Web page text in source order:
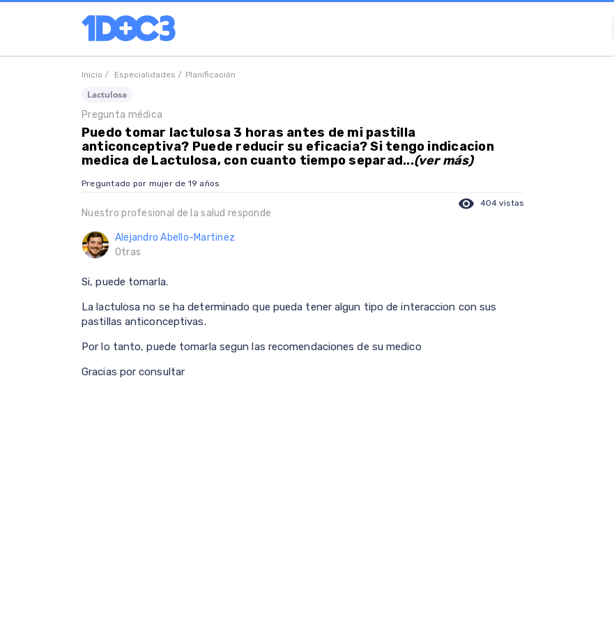
Inicio / Especialidades / Planificación
Lactulosa
Pregunta médica
Puedo tomar lactulosa 3 horas antes de mi pastilla
anticonceptiva? Puede reducir su eficacia? Si tengo indicacion
medica de Lactulosa, con cuanto tiempo separad...(ver más)
Preguntado por mujer de 19 años
visibility 404 vistas
Nuestro profesional de la salud responde
Alejandro Abello-Martinez
Otras
Si, puede tomarla.
La lactulosa no se ha determinado que pueda tener algun tipo de interaccion con sus
pastillas anticonceptivas.
Por lo tanto, puede tomarla segun las recomendaciones de su medico
Gracias por consultar